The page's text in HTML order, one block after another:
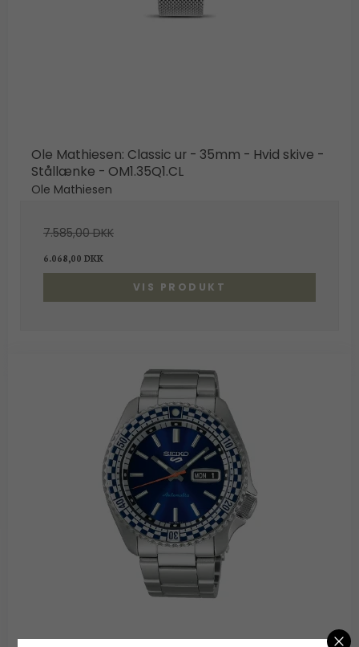
Ole Mathiesen: Classic ur - 35mm - Hvid skive -
Stållænke - OM1.35Q1.CL
Ole Mathiesen
7.585,00 DKK
6.068,00 DKK
VIS PRODUKT